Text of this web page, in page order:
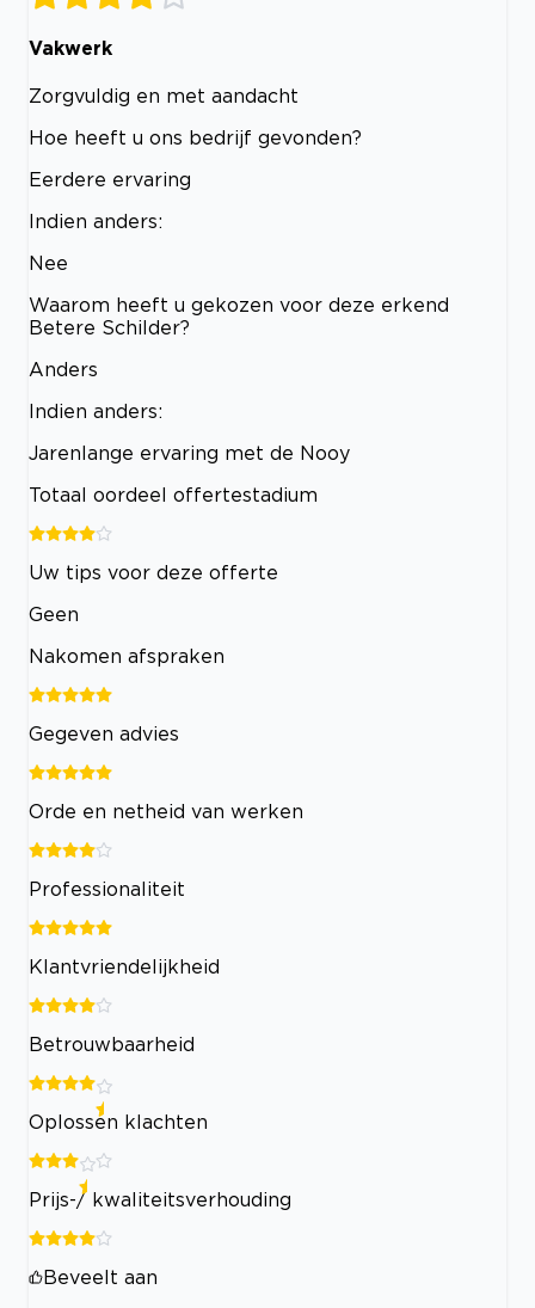
Vakwerk
Zorgvuldig en met aandacht
Hoe heeft u ons bedrijf gevonden?
Eerdere ervaring
Indien anders:
Nee
Waarom heeft u gekozen voor deze erkend
Betere Schilder?
Anders
Indien anders:
Jarenlange ervaring met de Nooy
Totaal oordeel offertestadium
Uw tips voor deze offerte
Geen
Nakomen afspraken
Gegeven advies
Orde en netheid van werken
Professionaliteit
Klantvriendelijkheid
Betrouwbaarheid
Oplossen klachten
Prijs-/ kwaliteitsverhouding
Beveelt aan